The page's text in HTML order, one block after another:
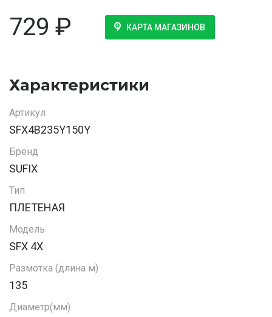
729 ₽ КАРТА МАГАЗИНОВ
Характеристики
Артикул
SFX4B235Y150Y
Бренд
SUFIX
Тип
ПЛЕТЕНАЯ
Модель
SFX 4X
Размотка (длина м)
135
Диаметр(мм)